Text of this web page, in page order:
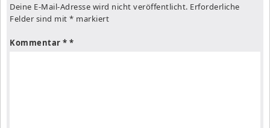
Deine E-Mail-Adresse wird nicht veröffentlicht. Erforderliche
Felder sind mit * markiert
Kommentar *